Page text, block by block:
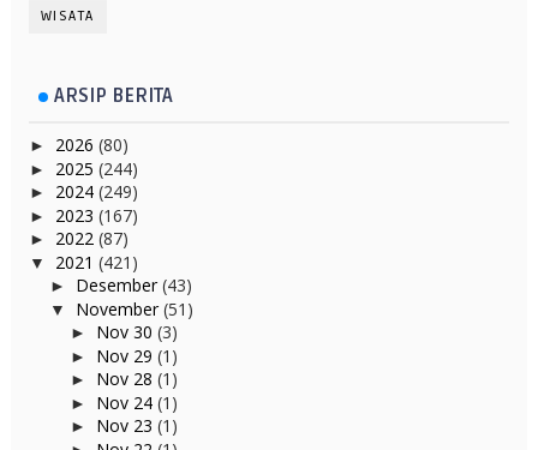
WISATA
ARSIP BERITA
► 2026 (80)
► 2025 (244)
► 2024 (249)
► 2023 (167)
► 2022 (87)
▼ 2021 (421)
► Desember(43)
▼ November(51)
► Nov 30 (3)
► Nov 29 (1)
► Nov 28 (1)
► Nov 24 (1)
► Nov 23 (1)